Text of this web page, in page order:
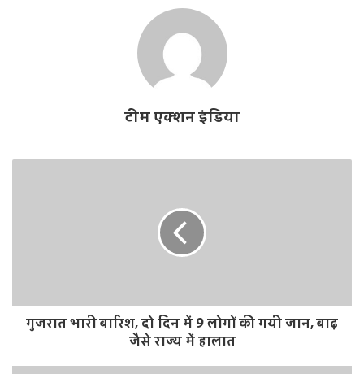
टीम एक्शन इंडिया
गुजरात भारी बारिश, दो दिन में 9 लोगों की गयी जान, बाढ़
जैसे राज्य में हालात